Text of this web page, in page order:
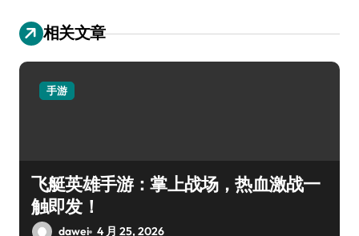
相关文章
手游
飞艇英雄手游：掌上战场，热血激战一
触即发！
dawei 4 月 25, 2026